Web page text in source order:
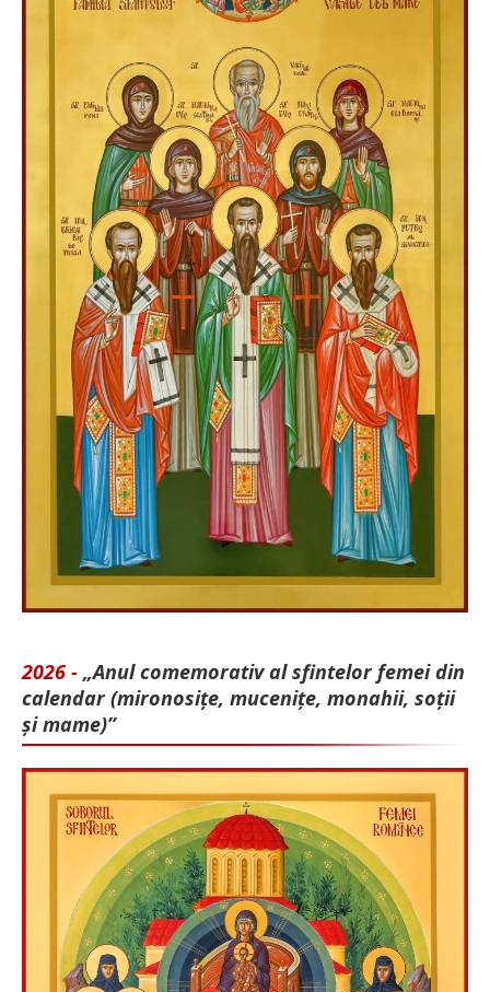
2026 - „Anul comemorativ al sfintelor femei din
calendar (mironosițe, mu­cenițe, monahii, soții
și mame)”